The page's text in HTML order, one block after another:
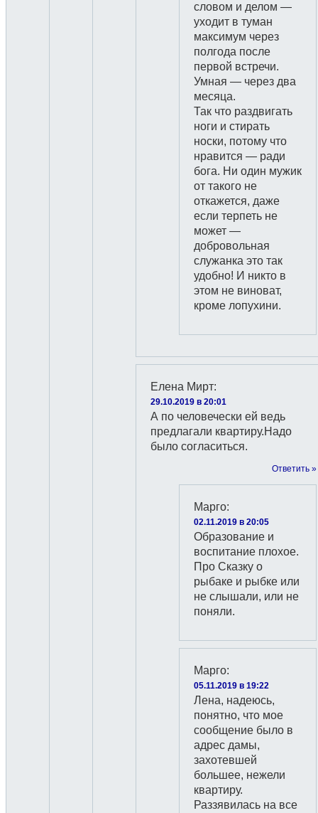
словом и делом —
уходит в туман
максимум через
полгода после
первой встречи.
Умная — через два
месяца.
Так что раздвигать
ноги и стирать
носки, потому что
нравится — ради
бога. Ни один мужик
от такого не
откажется, даже
если терпеть не
может —
добровольная
служанка это так
удобно! И никто в
этом не виноват,
кроме лопухини.
Елена Мирт:
29.10.2019 в 20:01
А по человечески ей ведь
предлагали квартиру.Надо
было согласиться.
Ответить »
Марго:
02.11.2019 в 20:05
Образование и
воспитание плохое.
Про Сказку о
рыбаке и рыбке или
не слышали, или не
поняли.
Марго:
05.11.2019 в 19:22
Лена, надеюсь,
понятно, что мое
сообщение было в
адрес дамы,
захотевшей
большее, нежели
квартиру.
Раззявилась на все